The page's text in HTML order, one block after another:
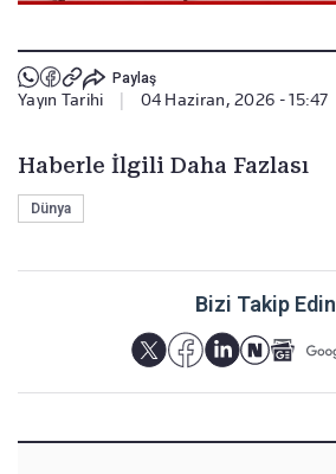
Paylaş
Yayın Tarihi 04 Haziran, 2026 - 15:47
Haberle İlgili Daha Fazlası
Dünya
Bizi Takip Edin